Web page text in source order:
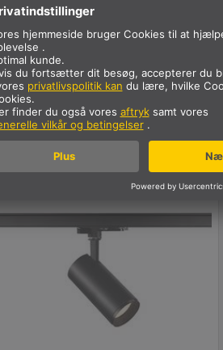
Vores
3~ spot